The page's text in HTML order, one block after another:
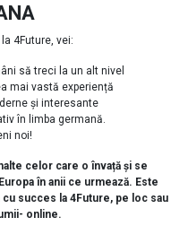
4Future, vei:
să treci la un alt nivel
mai vastă experiență
și interesante
în limba germană.
noi!
celor care o învață și se
în anii ce urmează. Este
succes la 4Future, pe loc sau
online.